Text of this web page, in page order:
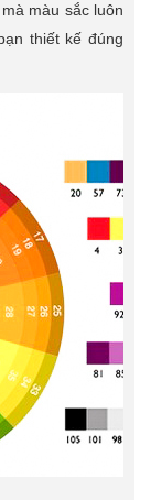
màu sắc luôn
thiết kế đúng